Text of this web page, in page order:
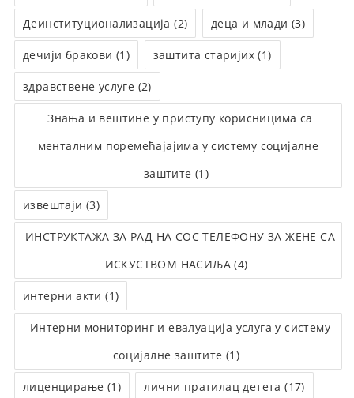
Деинституционализација (2) деца и млади (3)
дечији бракови (1) заштита старијих (1)
здравствене услуге (2)
Знања и вештине у приступу корисницима са
менталним поремећајајима у систему социјалне
заштите (1)
извештаји (3)
ИНСТРУКТАЖА ЗА РАД НА СОС ТЕЛЕФОНУ ЗА ЖЕНЕ СА
ИСКУСТВОМ НАСИЉА (4)
интерни акти (1)
Интерни мониторинг и евалуација услуга у систему
социјалне заштите (1)
лиценцирање (1) лични пратилац детета (17)